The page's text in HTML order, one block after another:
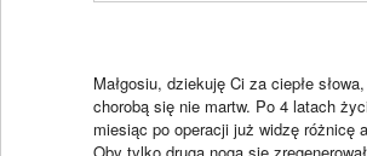
Małgosiu, dziekuję Ci za ciepłe
chorobą się nie martw. Po 4 latach
miesiąc po operacji już widzę różnicę